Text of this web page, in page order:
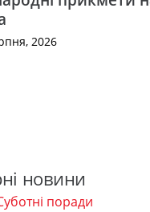
2026
новини
поради